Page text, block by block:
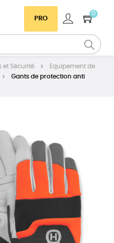
PRO
0
et Sécurité
Equipement de
Gants de protection anti